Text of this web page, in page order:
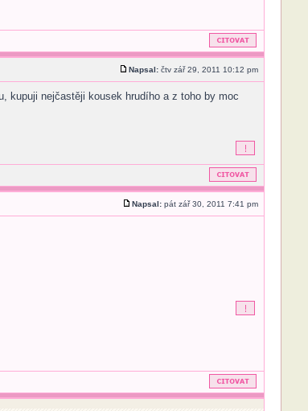
Napsal:čtv zář 29, 2011 10:12 pm
kupuji nejčastěji kousek hrudího a z toho by moc
Napsal:pát zář 30, 2011 7:41 pm